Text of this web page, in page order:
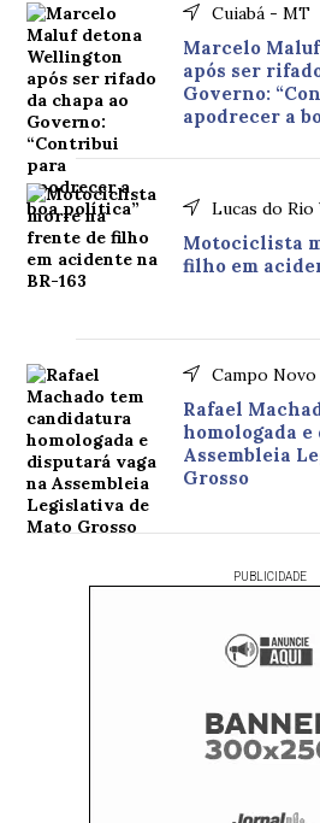
Cuiabá - MT
Marcelo
após ser
Governo:
apodrecer a
Lucas do
Motociclista
filho em
Campo
Rafael
homologada
Assembleia
Grosso
PUBLICIDADE